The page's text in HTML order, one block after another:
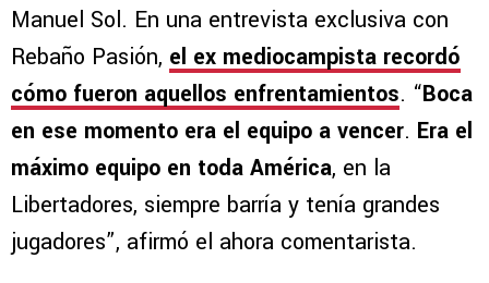
Manuel Sol. En una entrevista exclusiva con
Rebaño Pasión, el ex mediocampista recordó
cómo fueron aquellos enfrentamientos. “Boca
en ese momento era el equipo a vencer. Era el
máximo equipo en toda América, en la
Libertadores, siempre barría y tenía grandes
jugadores”, afirmó el ahora comentarista.